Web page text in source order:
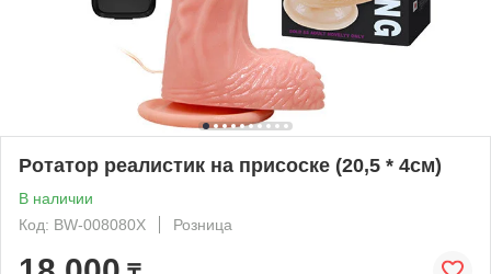
Ротатор реалистик на присоске (20,5 * 4см)
В наличии
Код: BW-008080X
Розница